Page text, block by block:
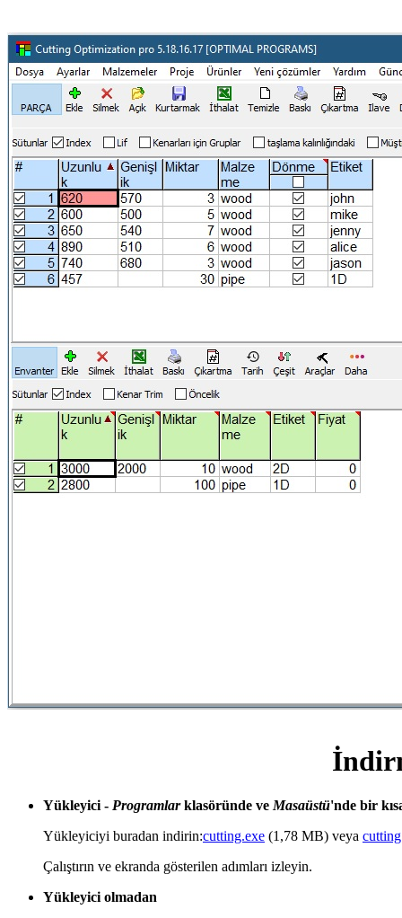
Yükleyici - Programlarklasöründe ve Masaüstü'nde bir
Yükleyiciyi buradan indirin:cutting.exe (1,78 MB) veya
Çalıştırın ve ekranda gösterilen adımları izleyin.
Yükleyici olmadan